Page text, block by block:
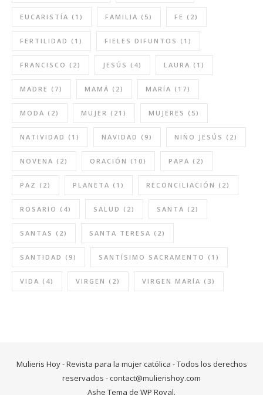
EUCARISTÍA (1) FAMILIA (5) FE (2)
FERTILIDAD (1) FIELES DIFUNTOS (1)
FRANCISCO (2) JESÚS (4) LAURA (1)
MADRE (7) MAMÁ (2) MARÍA (17)
MODA (2) MUJER (21) MUJERES (5)
NATIVIDAD (1) NAVIDAD (9) NIÑO JESÚS (2)
NOVENA (2) ORACIÓN (10) PAPA (2)
PAZ (2) PLANETA (1) RECONCILIACIÓN (2)
ROSARIO (4) SALUD (2) SANTA (2)
SANTAS (2) SANTA TERESA (2)
SANTIDAD (9) SANTÍSIMO SACRAMENTO (1)
VIDA (4) VIRGEN (2) VIRGEN MARÍA (3)
Mulieris Hoy - Revista para la mujer católica - Todos los derechos
reservados - contact@mulierishoy.com
Ashe Tema de WP Royal.